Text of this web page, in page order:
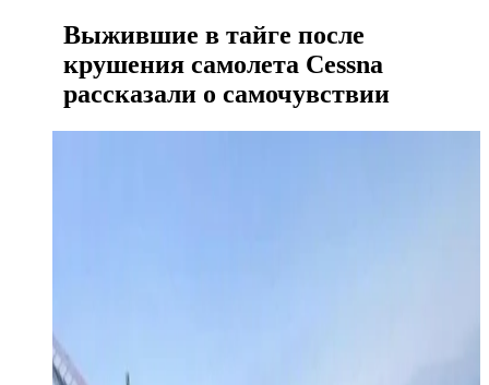
Выжившие в тайге после
крушения самолета Cessna
рассказали о самочувствии